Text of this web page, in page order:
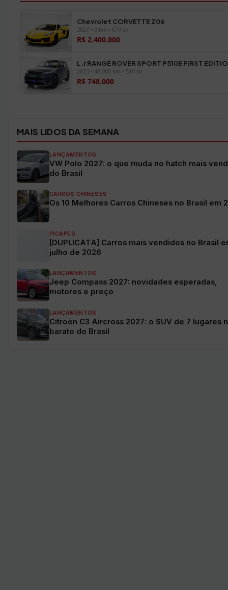
Chevrolet CORVETTE Z06
2027 • 0 km • 679 cv
R$ 2.400.000
L.r RANGE ROVER SPORT P510E FIRST
2023 • 48.000 km • 510 cv
R$ 748.000
MAIS LIDOS DA SEMANA
LANÇAMENTOS
VW Polo 2027: o que muda no hatch mais
do Brasil
CARROS CHINESES
Os 10 Melhores Carros Chineses no Brasil em
PICAPES
[DUPLICATA] Carros mais vendidos no Brasil
julho de 2026
LANÇAMENTOS
Jeep Compass 2027: novidades esperadas,
motores e preço
LANÇAMENTOS
Citroën C3 Aircross 2027: o SUV de 7 lugares
barato do Brasil